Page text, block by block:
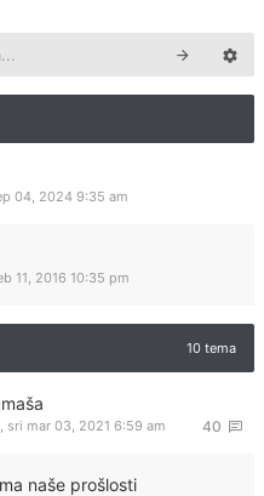
04, 2024 9:35 am
11, 2016 10:35 pm
10 tema
40
, sri mar 03, 2021 6:59 am
naše prošlosti